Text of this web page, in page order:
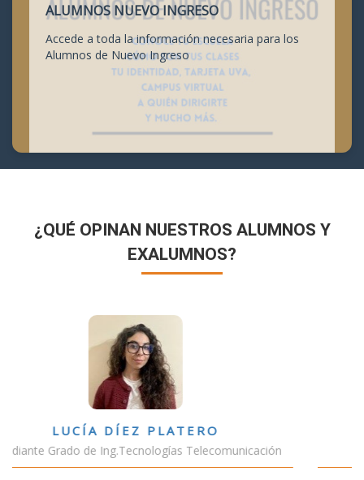
ALUMNOS NUEVO INGRESO
Accede a toda la información necesaria para los
Alumnos de Nuevo Ingreso
¿QUÉ OPINAN NUESTROS ALUMNOS Y
EXALUMNOS?
VÍCTOR SÁNCHEZ VALENCIA
Estudiante Doble Grado Teleco-ADE